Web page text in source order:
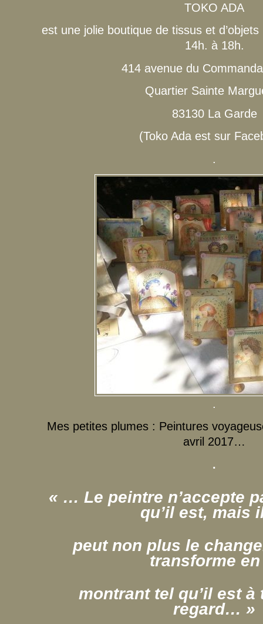
TOKO ADA
est une jolie boutique de tissus et
14h. à 18h.
414 avenue du
Quartier Sainte
83130 La Garde
(Toko Ada est sur
.
.
Mes petites plumes : Peintures
avril 2017…
.
« … Le peintre n’accepte
qu’il est, mais
peut non plus le
transforme
montrant tel qu’il est à
regard… »